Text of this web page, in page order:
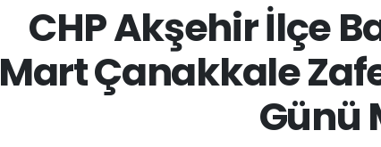
CHP Akşehir İlçe
Mart Çanakkale
Günü